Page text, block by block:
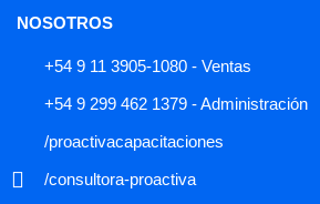
NOSOTROS
+54 9 11 3905-1080 - Ventas
+54 9 299 462 1379 - Administración
/proactivacapacitaciones
/consultora-proactiva